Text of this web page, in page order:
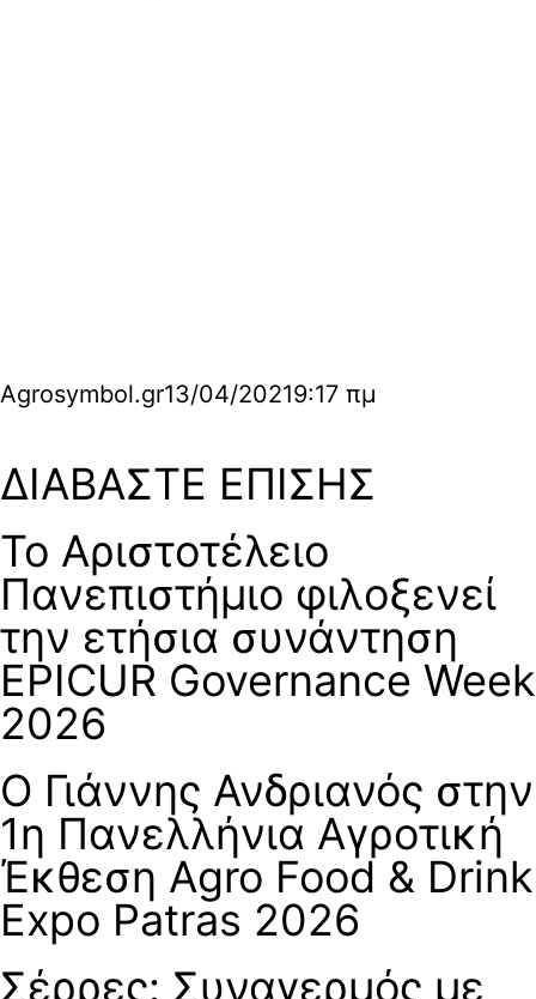
Agrosymbol.gr13/04/20219:17 πμ
ΔΙΑΒΑΣΤΕ ΕΠΙΣΗΣ
Το Αριστοτέλειο
Πανεπιστήμιο φιλοξενεί
την ετήσια συνάντηση
EPICUR Governance Week
2026
Ο Γιάννης Ανδριανός στην
1η Πανελλήνια Αγροτική
Έκθεση Agro Food & Drink
Expo Patras 2026
Σέρρες: Συναγερμός με